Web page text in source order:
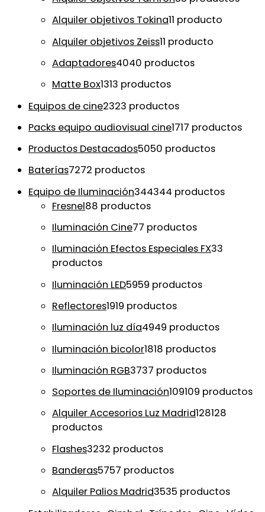
Alquiler objetivos Tokina11 producto
Alquiler objetivos Zeiss11 producto
Adaptadores4040 productos
Matte Box1313 productos
Equipos de cine2323 productos
Packs equipo audiovisual cine1717 productos
Productos Destacados5050 productos
Baterías7272 productos
Equipo de Iluminación344344 productos
Fresnel88 productos
Iluminación Cine77 productos
Iluminación Efectos Especiales FX33
productos
Iluminación LED5959 productos
Reflectores1919 productos
Iluminación luz día4949 productos
Iluminación bicolor1818 productos
Iluminación RGB3737 productos
Soportes de Iluminación109109 productos
Alquiler Accesorios Luz Madrid128128
productos
Flashes3232 productos
Banderas5757 productos
Alquiler Palios Madrid3535 productos